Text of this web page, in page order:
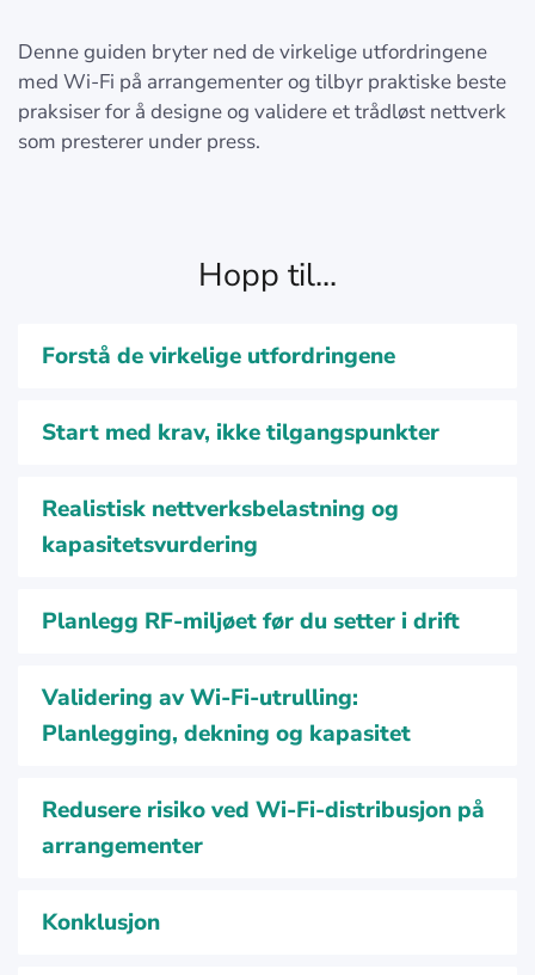
Denne guiden bryter ned de virkelige utfordringene
med Wi-Fi på arrangementer og tilbyr praktiske beste
praksiser for å designe og validere et trådløst nettverk
som presterer under press.
Hopp til...
Forstå de virkelige utfordringene
Start med krav, ikke tilgangspunkter
Realistisk nettverksbelastning og
kapasitetsvurdering
Planlegg RF-miljøet før du setter i drift
Validering av Wi-Fi-utrulling:
Planlegging, dekning og kapasitet
Redusere risiko ved Wi-Fi-distribusjon på
arrangementer
Konklusjon